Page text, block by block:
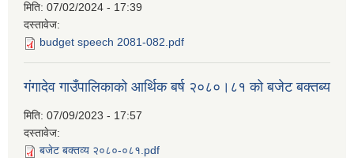
मिति: 07/02/2024 - 17:39
दस्तावेज:
budget speech 2081-082.pdf
गंगादेव गाउँपालिकाको आर्थिक बर्ष २०८०।८१ को बजेट बक्तब्य
मिति: 07/09/2023 - 17:57
दस्तावेज:
बजेट बक्तव्य २०८०-०८१.pdf